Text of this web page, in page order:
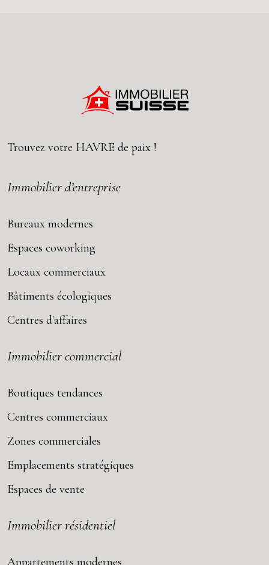
Trouvez votre HAVRE de paix !
Immobilier d’entreprise
Bureaux modernes
Espaces coworking
Locaux commerciaux
Bâtiments écologiques
Centres d'affaires
Immobilier commercial
Boutiques tendances
Centres commerciaux
Zones commerciales
Emplacements stratégiques
Espaces de vente
Immobilier résidentiel
Appartements modernes